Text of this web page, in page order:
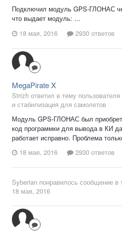
Подключил модуль GPS-ГЛОНАС
что выдает модуль: ...
18 мая, 2016
2930 ответов
MegaPirate X
Strizh ответил в тему
и стабилизация для самолетов
Модуль GPS-ГЛОНАС был
код программки для вывода в КИ
работает исправно. Проблема
18 мая, 2016
2930 ответов
Syberian понравилось сообщение в
18 мая, 2016